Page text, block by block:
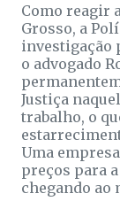
Como reagir
Grosso, a
investigação
o advogado
Justiça
trabalho, o
Uma
preços para
chegando